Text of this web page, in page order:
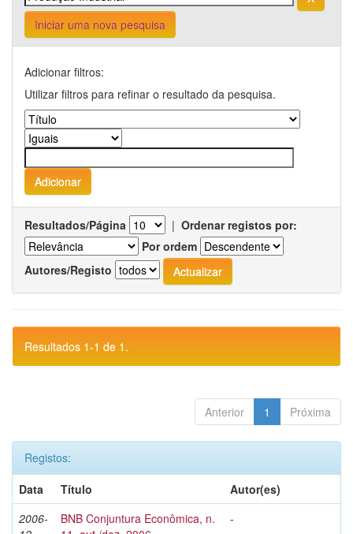
Iniciar uma nova pesquisa
Adicionar filtros:
Utilizar filtros para refinar o resultado da pesquisa.
Resultados/Página | Ordenar registos por:
Por ordem
Autores/Registo
Resultados 1-1 de 1.
Anterior 1 Próxima
Registos:
Data
Título
Autor(es)
2006-
BNB Conjuntura Econômica, n.
-